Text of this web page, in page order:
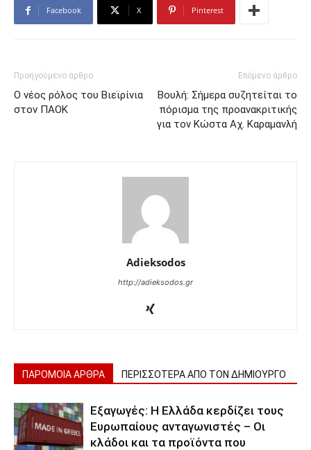
Facebook X Pinterest
Προηγούμενο άρθρο
Ο νέος ρόλος του Βιεϊρίνια
στον ΠΑΟΚ
Επόμενο άρθρο
Βουλή: Σήμερα συζητείται το
πόρισμα της προανακριτικής
για τον Κώστα Αχ. Καραμανλή
Adieksodos
http://adieksodos.gr
ΠΑΡΟΜΟΙΑ ΑΡΘΡΑ ΠΕΡΙΣΣΟΤΕΡΑ ΑΠΟ ΤΟΝ ΔΗΜΙΟΥΡΓΟ
Εξαγωγές: Η Ελλάδα κερδίζει τους
Ευρωπαίους ανταγωνιστές – Οι
κλάδοι και τα προϊόντα που